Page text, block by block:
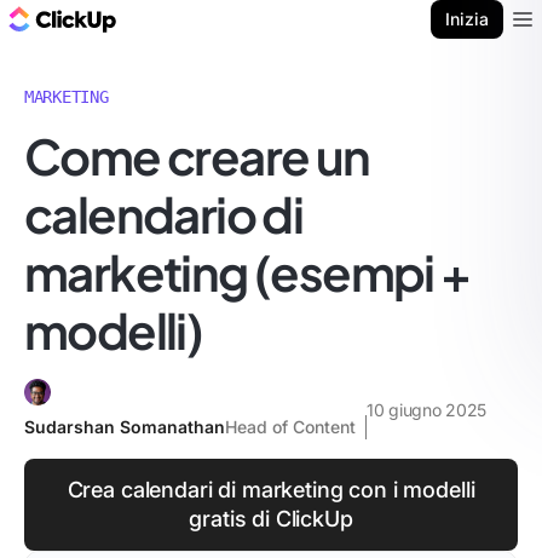
Inizia
MARKETING
Come creare un
calendario di
marketing (esempi +
modelli)
Sudarshan SomanathanHead of Content
10 giugno 2025
Crea calendari di marketing con i modelli
gratis di ClickUp